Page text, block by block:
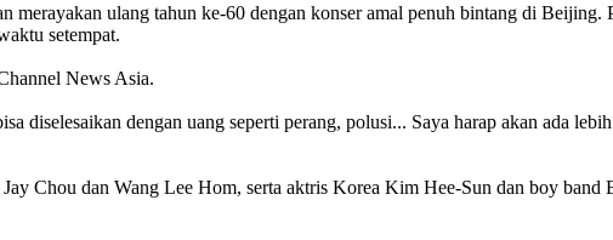
ulang tahun ke-60 dengan konser amal penuh bintang di Beijing.
setempat.
News Asia.
diselesaikan dengan uang seperti perang, polusi... Saya harap akan ada
Chou dan Wang Lee Hom, serta aktris Korea Kim Hee-Sun dan boy band